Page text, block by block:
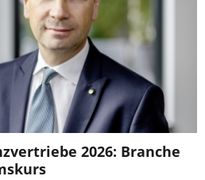
2026: Branche